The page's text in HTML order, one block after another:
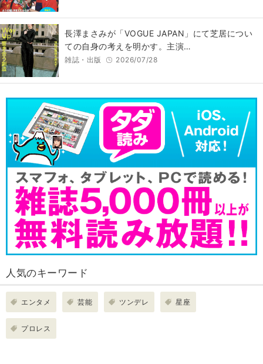
長澤まさみが「VOGUE JAPAN」にて芝居につい
ての自身の考えを明かす。主演…
雑誌・出版 2026/07/28
人気のキーワード
エンタメ 芸能 ツンデレ 星座
プロレス